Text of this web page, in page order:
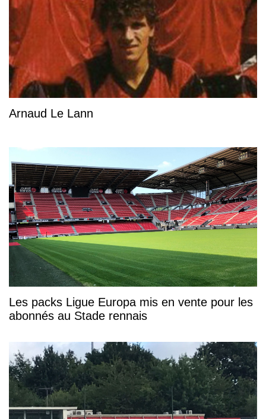
Arnaud Le Lann
Les packs Ligue Europa mis en vente pour les
abonnés au Stade rennais